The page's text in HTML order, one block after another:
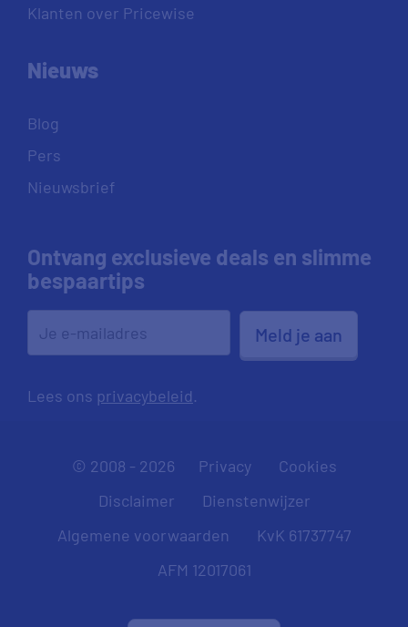
Klanten over Pricewise
Nieuws
Blog
Pers
Nieuwsbrief
Ontvang exclusieve deals en slimme
bespaartips
Meld je aan
Lees ons privacybeleid.
© 2008 - 2026 Privacy
Cookies
Disclaimer
Dienstenwijzer
Algemene voorwaarden
KvK 61737747
AFM 12017061